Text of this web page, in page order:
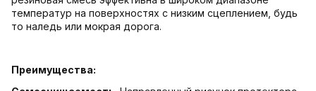
температур на поверхностях с низким сцеплением, будь
то наледь или мокрая дорога.
Преимущества: